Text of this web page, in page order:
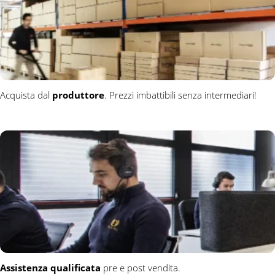
Acquista dal produttore. Prezzi imbattibili senza intermediari!
Assistenza qualificata pre e post vendita.